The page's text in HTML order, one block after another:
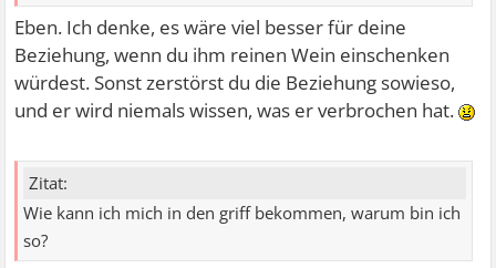
Eben. Ich denke, es wäre viel besser für deine
Beziehung, wenn du ihm reinen Wein einschenken
würdest. Sonst zerstörst du die Beziehung sowieso,
und er wird niemals wissen, was er verbrochen hat.
Zitat:
Wie kann ich mich in den griff bekommen, warum bin ich
so?